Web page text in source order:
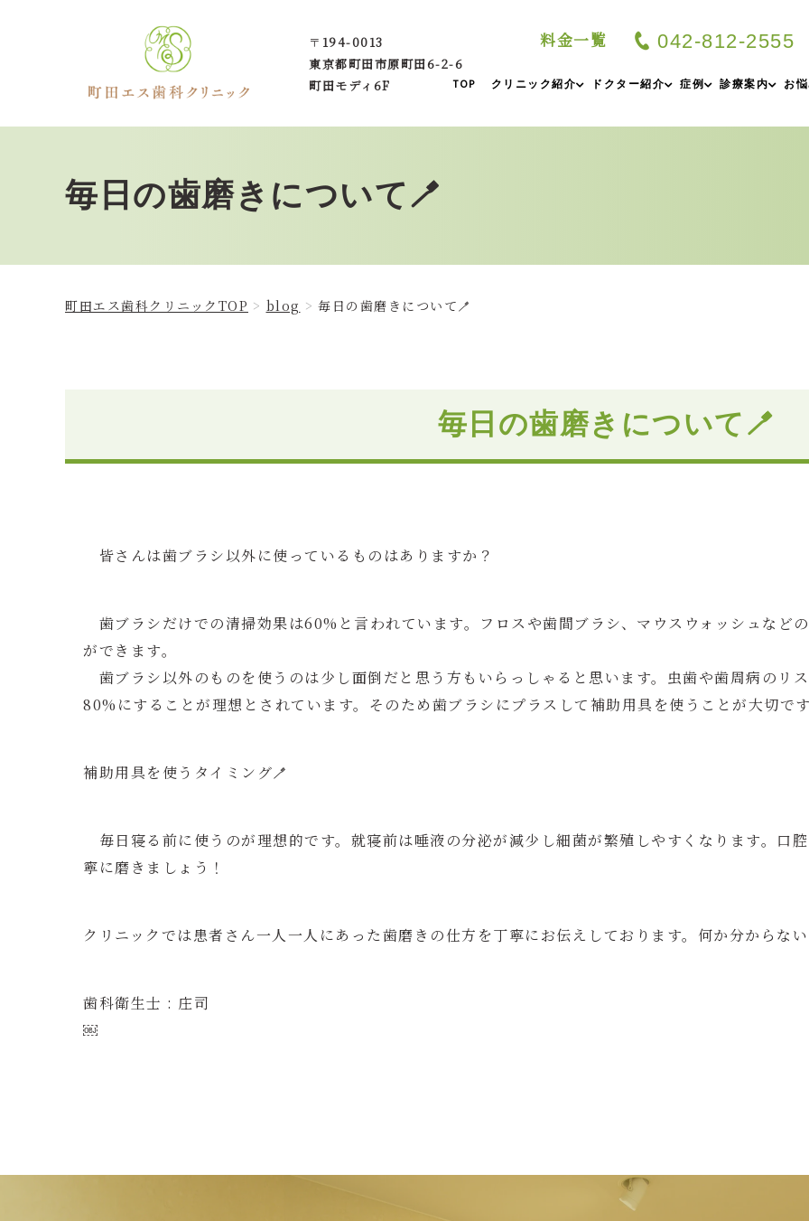
〒 194-0013
東京都町田市原町田6-2-6
町田モディ6F
料金一覧 042-812-2555
TOP クリニック紹介 ドクター紹介 症例 診療案内 お
毎日の歯磨きについて🪥
町田エス歯科クリニックTOP blog 毎日の歯磨きについて🪥
毎日の歯磨きについて🪥
皆さんは歯ブラシ以外に使っているものはありますか？
歯ブラシだけでの清掃効果は60%と言われています。フロスや歯間ブラシ、マウスウォッシュなど
ができます。
歯ブラシ以外のものを使うのは少し面倒だと思う方もいらっしゃると思います。虫歯や歯周病のリ
80%にすることが理想とされています。そのため歯ブラシにプラスして補助用具を使うことが大切で
補助用具を使うタイミング🪥
毎日寝る前に使うのが理想的です。就寝前は唾液の分泌が減少し細菌が繁殖しやすくなります。口
寧に磨きましょう！
クリニックでは患者さん一人一人にあった歯磨きの仕方を丁寧にお伝えしております。何か分から
歯科衛生士 : 庄司
￼